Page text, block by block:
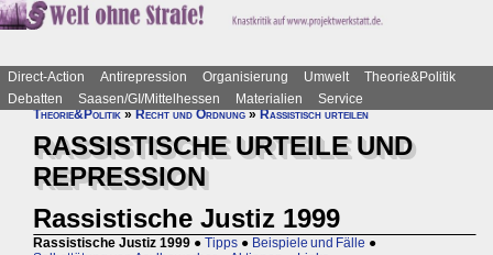
Direct-Action Antirepression Organisierung Umwelt
Theorie&Politik
Debatten
Saasen/GI/Mittelhessen Materialien
Service
Theorie&Politik»Recht und Ordnung»Rassistisch urteilen
RASSISTISCHE URTEILE UND
REPRESSION
Rassistische Justiz 1999
Rassistische Justiz 1999 ● Tipps ● Beispiele und Fälle ●